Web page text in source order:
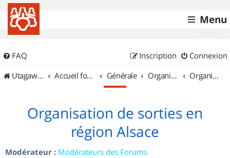
Menu
FAQ Connexion
Inscription
UtagawaVTT (Randos VTT et VTTAE avec traces GPS)
Accueil forum Générale Organisation de sorties & Recherche de partenaires Organisation de sorties en région Alsace
Organisation de sorties en
région Alsace
Modérateur : Modérateurs des Forums